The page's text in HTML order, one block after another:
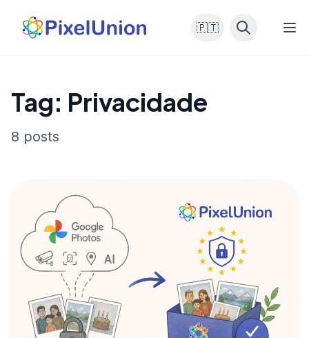
🇵🇹
Tag: Privacidade
8 posts